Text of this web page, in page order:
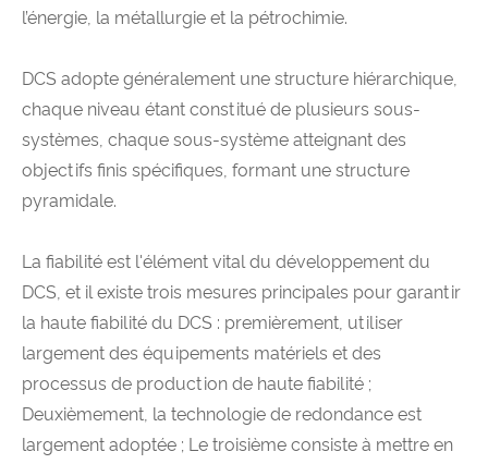
l’énergie, la métallurgie et la pétrochimie.
DCS adopte généralement une structure hiérarchique,
chaque niveau étant constitué de plusieurs sous-
systèmes, chaque sous-système atteignant des
objectifs finis spécifiques, formant une structure
pyramidale.
La fiabilité est l'élément vital du développement du
DCS, et il existe trois mesures principales pour garantir
la haute fiabilité du DCS : premièrement, utiliser
largement des équipements matériels et des
processus de production de haute fiabilité ;
Deuxièmement, la technologie de redondance est
largement adoptée ; Le troisième consiste à mettre en